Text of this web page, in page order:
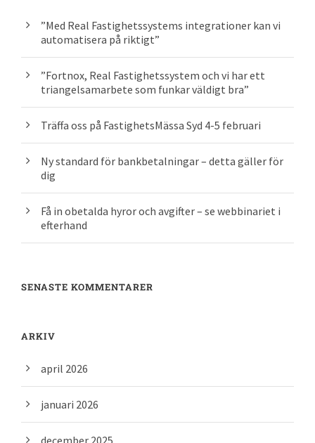
”Med Real Fastighetssystems integrationer kan vi
automatisera på riktigt”
”Fortnox, Real Fastighetssystem och vi har ett
triangelsamarbete som funkar väldigt bra”
Träffa oss på FastighetsMässa Syd 4-5 februari
Ny standard för bankbetalningar – detta gäller för
dig
Få in obetalda hyror och avgifter – se webbinariet i
efterhand
SENASTE KOMMENTARER
ARKIV
april 2026
januari 2026
december 2025